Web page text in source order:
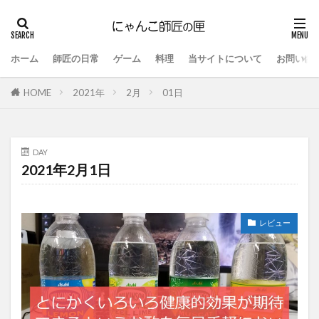
ホーム 師匠の日常 ゲーム 料理 当サイトについて お問い合
HOME 2021年 2月 01日
DAY
2021年2月1日
レビュー